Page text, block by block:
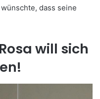
dass seine
will sich